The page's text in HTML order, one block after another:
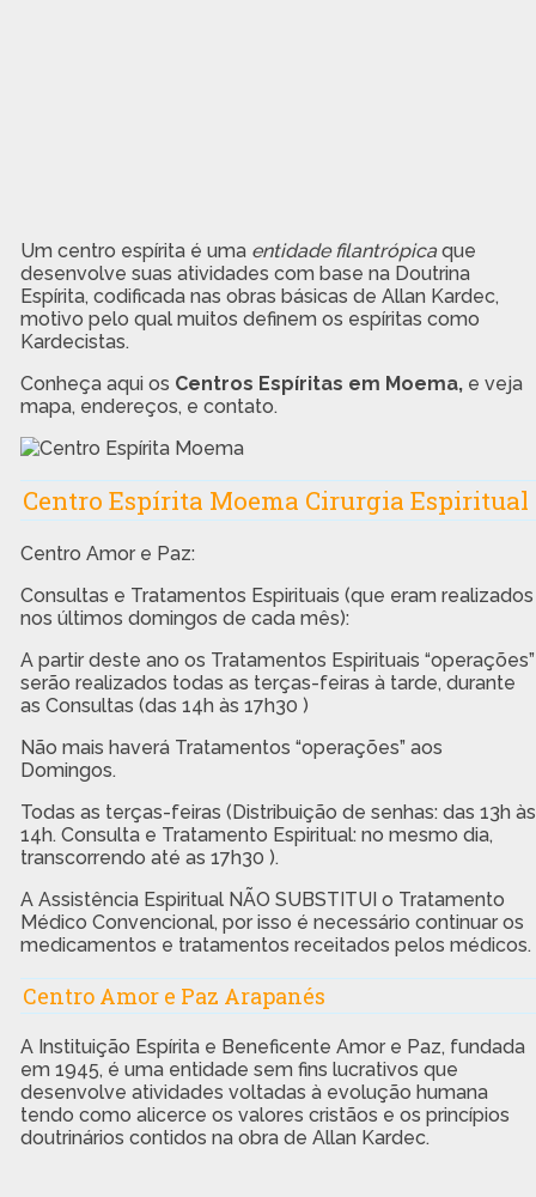
Um centro espírita é uma entidade filantrópicaque
desenvolve suas atividades com base na Doutrina
Espírita, codificada nas obras básicas de Allan Kardec,
motivo pelo qual muitos definem os espíritas como
Kardecistas.
Conheça aqui os Centros Espíritas em Moema, e veja
mapa, endereços, e contato.
Centro Espírita Moema Cirurgia Espiritual
Centro Amor e Paz:
Consultas e Tratamentos Espirituais (que eram realizados
nos últimos domingos de cada mês):
A partir deste ano os Tratamentos Espirituais “operações”
serão realizados todas as terças-feiras à tarde, durante
as Consultas (das 14h às 17h30 )
Não mais haverá Tratamentos “operações” aos
Domingos.
Todas as terças-feiras (Distribuição de senhas: das 13h às
14h. Consulta e Tratamento Espiritual: no mesmo dia,
transcorrendo até as 17h30 ).
A Assistência Espiritual NÃO SUBSTITUI o Tratamento
Médico Convencional, por isso é necessário continuar os
medicamentos e tratamentos receitados pelos médicos.
Centro Amor e Paz Arapanés
A Instituição Espírita e Beneficente Amor e Paz, fundada
em 1945, é uma entidade sem fins lucrativos que
desenvolve atividades voltadas à evolução humana
tendo como alicerce os valores cristãos e os princípios
doutrinários contidos na obra de Allan Kardec.